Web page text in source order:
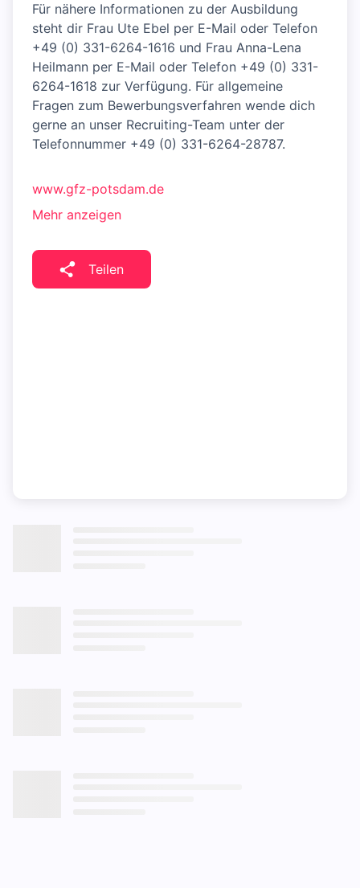
Für nähere Informationen zu der Ausbildung
steht dir Frau Ute Ebel per E-Mail oder Telefon
+49 (0) 331-6264-1616 und Frau Anna-Lena
Heilmann per E-Mail oder Telefon +49 (0) 331-
6264-1618 zur Verfügung. Für allgemeine
Fragen zum Bewerbungsverfahren wende dich
gerne an unser Recruiting-Team unter der
Telefonnummer +49 (0) 331-6264-28787.
www.gfz-potsdam.de
Mehr anzeigen
Teilen